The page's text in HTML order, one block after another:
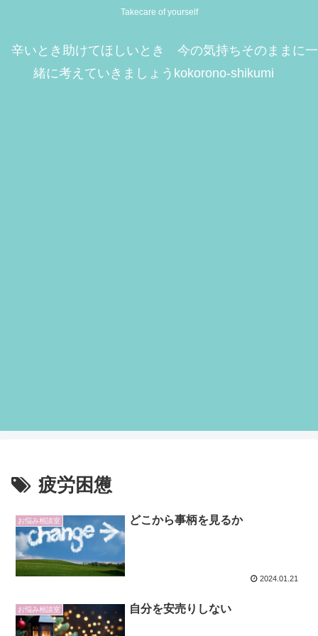
Takecare of yourself
辛いとき助けてほしいとき 今の気持ちそのままに一
緒に考えていきましょうkokorono-shikumi
疲労困憊
お悩み相談室 どこから事柄を見るか
2024.01.21
お悩み相談室 自分を安売りしない